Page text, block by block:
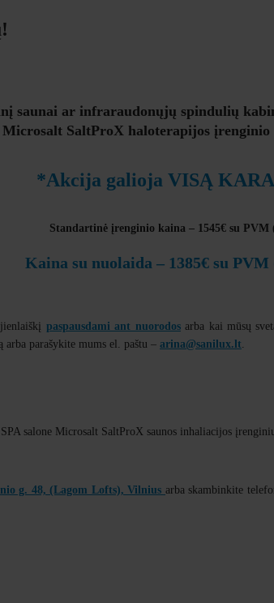
saunai ar infraraudonųjų spindulių
SaltProX haloterapijos
*Akcija galioja VISĄ
Standartinė įrenginio kaina – 1545€ su PVM
Kaina su nuolaida – 1385€ su
paspausdami ant nuorodosarba kai mūsų
arba parašykite mums el. paštu – arina@sanilux.lt
salone Microsalt SaltProX saunos inhaliacijos
g. 48, (Lagom Lofts), Vilnius arba skambinkite